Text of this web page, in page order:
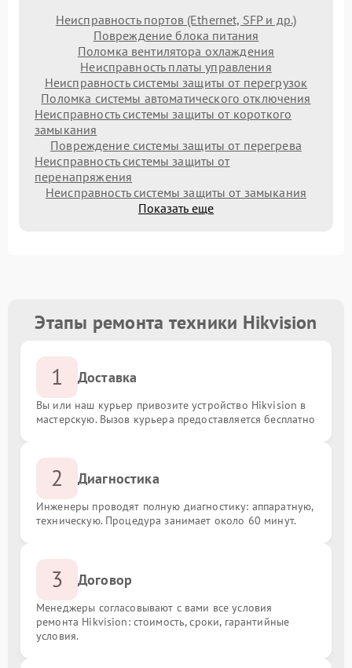
Неисправность портов (Ethernet, SFP и др.)
Повреждение блока питания
Поломка вентилятора охлаждения
Неисправность платы управления
Неисправность системы защиты от перегрузок
Поломка системы автоматического отключения
Неисправность системы защиты от короткого
замыкания
Повреждение системы защиты от перегрева
Неисправность системы защиты от
перенапряжения
Неисправность системы защиты от замыкания
Показать еще
Этапы ремонта техники Hikvision
1 Доставка
Вы или наш курьер привозите устройство Hikvision в
мастерскую. Вызов курьера предоставляется бесплатно
2 Диагностика
Инженеры проводят полную диагностику: аппаратную,
техническую. Процедура занимает около 60 минут.
3 Договор
Менеджеры согласовывают с вами все условия
ремонта Hikvision: стоимость, сроки, гарантийные
условия.